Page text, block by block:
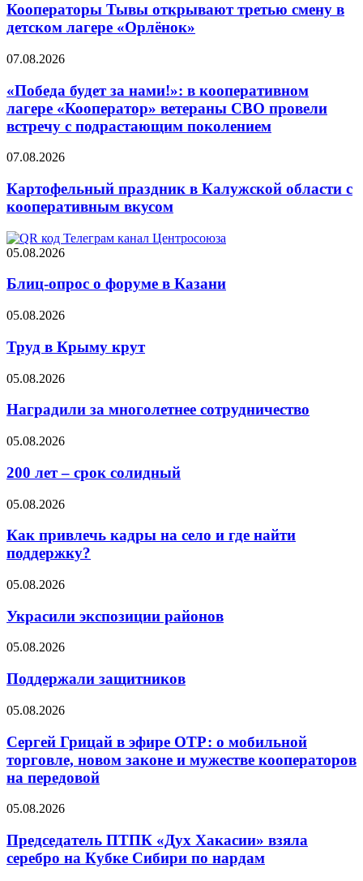
Кооператоры Тывы открывают третью смену в
детском лагере «Орлёнок»
07.08.2026
«Победа будет за нами!»: в кооперативном
лагере «Кооператор» ветераны СВО провели
встречу с подрастающим поколением
07.08.2026
Картофельный праздник в Калужской области с
кооперативным вкусом
05.08.2026
Блиц-опрос о форуме в Казани
05.08.2026
Труд в Крыму крут
05.08.2026
Наградили за многолетнее сотрудничество
05.08.2026
200 лет – срок солидный
05.08.2026
Как привлечь кадры на село и где найти
поддержку?
05.08.2026
Украсили экспозиции районов
05.08.2026
Поддержали защитников
05.08.2026
Сергей Грицай в эфире ОТР: о мобильной
торговле, новом законе и мужестве кооператоров
на передовой
05.08.2026
Председатель ПТПК «Дух Хакасии» взяла
серебро на Кубке Сибири по нардам